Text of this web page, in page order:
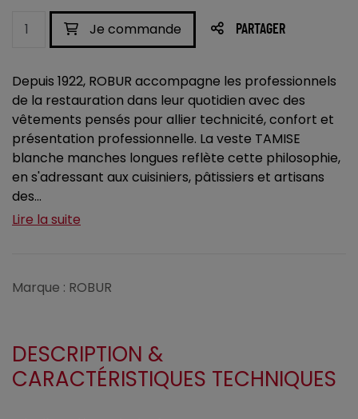
Je commande PARTAGER
Depuis 1922, ROBUR accompagne les professionnels
de la restauration dans leur quotidien avec des
vêtements pensés pour allier technicité, confort et
présentation professionnelle. La veste TAMISE
blanche manches longues reflète cette philosophie,
en s'adressant aux cuisiniers, pâtissiers et artisans
des...
Lire la suite
Marque : ROBUR
DESCRIPTION &
CARACTÉRISTIQUES TECHNIQUES